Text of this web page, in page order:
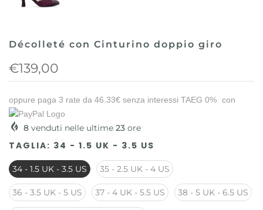
Décolleté con Cinturino doppio giro
€139,00
oppure paga 3 rate da 46.33€ senza interessi TAEG 0% con
8 venduti nelle ultime 23 ore
TAGLIA: 34 - 1.5 UK - 3.5 US
34 - 1.5 UK - 3.5 US 35 - 2.5 UK - 4 US
36 - 3.5 UK - 5 US 37 - 4 UK - 5.5 US 38 - 5 UK - 6.5 US